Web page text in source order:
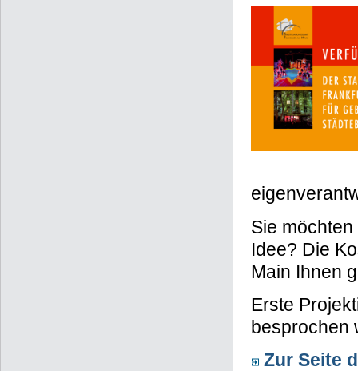
Sie
Idee? Die
Main Ihnen
Erste
besprochen
Zur Seite